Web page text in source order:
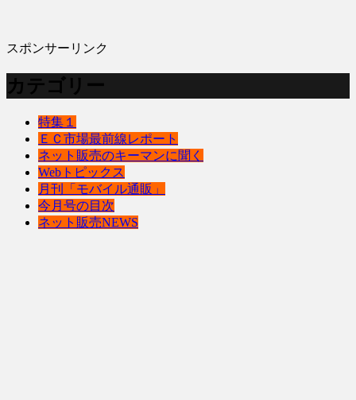
スポンサーリンク
カテゴリー
特集１
ＥＣ市場最前線レポート
ネット販売のキーマンに聞く
Webトピックス
月刊「モバイル通販」
今月号の目次
ネット販売NEWS